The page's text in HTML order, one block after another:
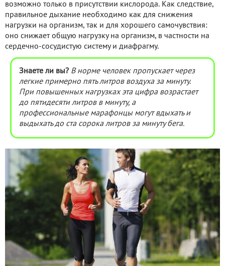
возможно только в присутствии кислорода. Как следствие,
правильное дыхание необходимо как для снижения
нагрузки на организм, так и для хорошего самочувствия:
оно снижает общую нагрузку на организм, в частности на
сердечно-сосудистую систему и диафрагму.
Знаете ли вы? В норме человек пропускает через
легкие примерно пять литров воздуха за минуту.
При повышенных нагрузках эта цифра возрастает
до пятидесяти литров в минуту, а
профессиональные марафонцы могут вдыхать и
выдыхать до ста сорока литров за минуту бега.